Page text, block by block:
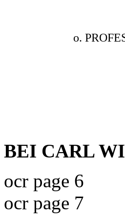
o.
BEI CARL
ocr page 6
ocr page 7